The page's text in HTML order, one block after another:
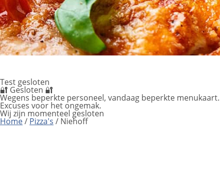
Test gesloten
🔐 Gesloten 🔐
Wegens beperkte personeel, vandaag beperkte menukaart.
Excuses voor het ongemak.
Wij zijn momenteel gesloten
Home/ Pizza's / Niehoff